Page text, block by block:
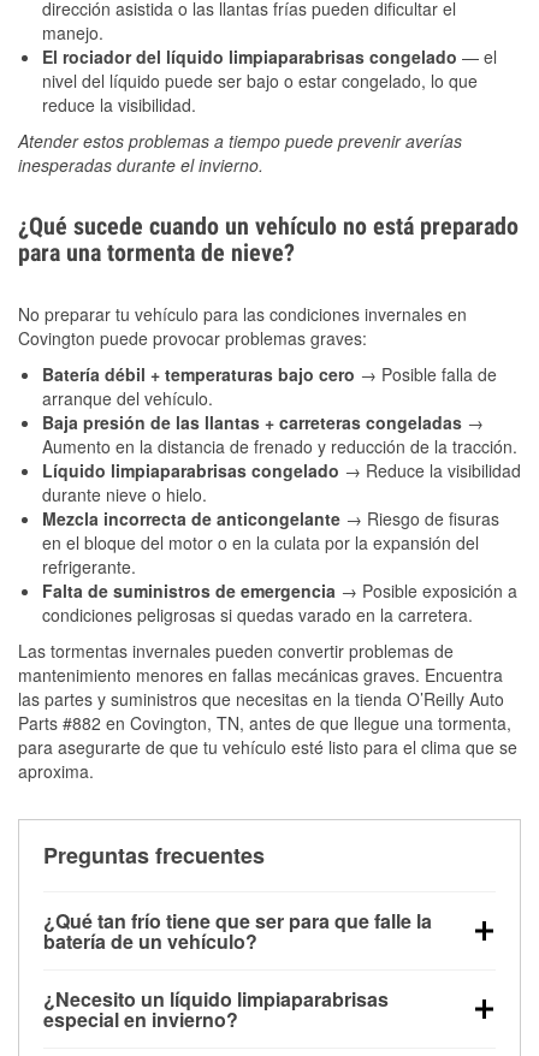
dirección asistida o las llantas frías pueden dificultar el
manejo.
El rociador del líquido limpiaparabrisas congelado — el
nivel del líquido puede ser bajo o estar congelado, lo que
reduce la visibilidad.
Atender estos problemas a tiempo puede prevenir averías
inesperadas durante el invierno.
¿Qué sucede cuando un vehículo no está preparado
para una tormenta de nieve?
No preparar tu vehículo para las condiciones invernales en
Covington puede provocar problemas graves:
Batería débil + temperaturas bajo cero → Posible falla de
arranque del vehículo.
Baja presión de las llantas + carreteras congeladas →
Aumento en la distancia de frenado y reducción de la tracción.
Líquido limpiaparabrisas congelado → Reduce la visibilidad
durante nieve o hielo.
Mezcla incorrecta de anticongelante → Riesgo de fisuras
en el bloque del motor o en la culata por la expansión del
refrigerante.
Falta de suministros de emergencia → Posible exposición a
condiciones peligrosas si quedas varado en la carretera.
Las tormentas invernales pueden convertir problemas de
mantenimiento menores en fallas mecánicas graves. Encuentra
las partes y suministros que necesitas en la tienda O’Reilly Auto
Parts #882 en Covington, TN, antes de que llegue una tormenta,
para asegurarte de que tu vehículo esté listo para el clima que se
aproxima.
Preguntas frecuentes
¿Qué tan frío tiene que ser para que falle la
batería de un vehículo?
debajo de los 32 °F y puede perder hasta la mitad de
su potencia de arranque cerca de los 0 °F, lo que
¿Necesito un líquido limpiaparabrisas
especial en invierno?